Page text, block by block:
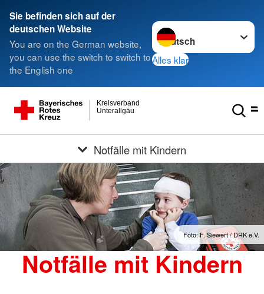
Sie befinden sich auf der
deutschen Website
You are on the German website,
you can use the switch to switch to
the English one
Sprache wechseln zu
Alles klar
Unterallgäu
Kreisverband
Notfälle mit Kindern
Foto: F. Siewert / DRK e.V.
Notfälle mit Kindern